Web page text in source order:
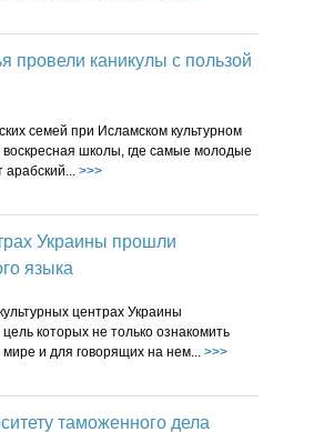
каникулы с пользой
семей при Исламском культурном
школы, где самые молодые
арабский... >>>
Украины прошли
языка
центрах Украины
которых не только ознакомить
и для говорящих на нем... >>>
таможенного дела